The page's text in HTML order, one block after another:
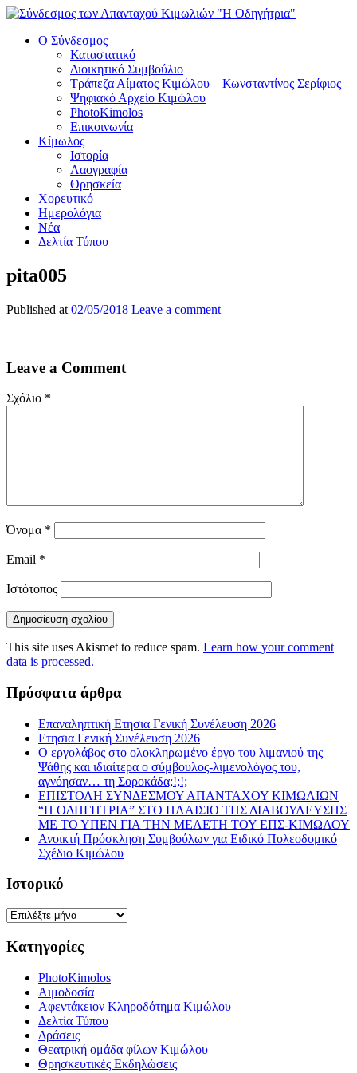
Ο Σύνδεσμος
Καταστατικό
Διοικητικό Συμβούλιο
Τράπεζα Αίματος Κιμώλου – Κωνσταντίνος Σερίφιος
Ψηφιακό Αρχείο Κιμώλου
PhotoKimolos
Επικοινωνία
Κίμωλος
Ιστορία
Λαογραφία
Θρησκεία
Χορευτικό
Ημερολόγια
Νέα
Δελτία Τύπου
pita005
Published at 02/05/2018 Leave a comment
Leave a Comment
Σχόλιο *
Όνομα *
Email *
Ιστότοπος
This site uses Akismet to reduce spam. Learn how your comment
data is processed.
Πρόσφατα άρθρα
Επαναληπτική Ετησια Γενική Συνέλευση 2026
Ετησια Γενική Συνέλευση 2026
Ο εργολάβος στο ολοκληρωμένο έργο του λιμανιού της
Ψάθης και ιδιαίτερα ο σύμβουλος-λιμενολόγος του,
αγνόησαν… τη Σοροκάδα;!;!;
ΕΠΙΣΤΟΛΗ ΣΥΝΔΕΣΜΟΥ ΑΠΑΝΤΑΧΟΥ ΚΙΜΩΛΙΩΝ
“Η ΟΔΗΓΗΤΡΙΑ” ΣΤΟ ΠΛΑΙΣΙΟ ΤΗΣ ΔΙΑΒΟΥΛΕΥΣΗΣ
ΜΕ ΤΟ ΥΠΕΝ ΓΙΑ ΤΗΝ ΜΕΛΕΤΗ ΤΟΥ ΕΠΣ-ΚΙΜΩΛΟΥ
Ανοικτή Πρόσκληση Συμβούλων για Ειδικό Πολεοδομικό
Σχέδιο Κιμώλου
Ιστορικό
Ιστορικό
Κατηγορίες
PhotoKimolos
Αιμοδοσία
Αφεντάκειον Κληροδότημα Κιμώλου
Δελτία Τύπου
Δράσεις
Θεατρική ομάδα φίλων Κιμώλου
Θρησκευτικές Εκδηλώσεις